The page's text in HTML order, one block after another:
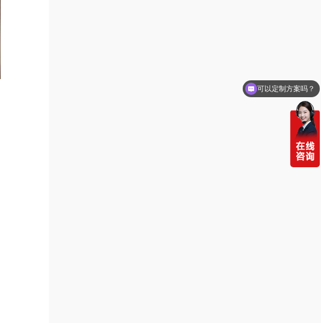
你们电话多少